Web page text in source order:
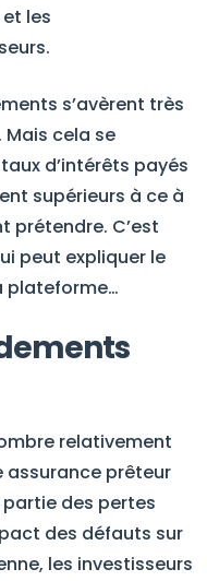
les
s’avèrent très
cela se
d’intérêts payés
supérieurs à ce à
prétendre. C’est
peut expliquer le
plateforme…
relativement
assurance prêteur
des pertes
des défauts sur
les investisseurs